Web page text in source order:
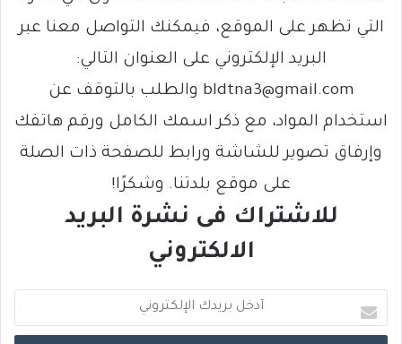
التي تظهر على الموقع، فيمكنك التواصل معنا عبر
البريد الإلكتروني على العنوان التالي:
bldtna3@gmail.com والطلب بالتوقف عن
استخدام المواد، مع ذكر اسمك الكامل ورقم هاتفك
وإرفاق تصوير للشاشة ورابط للصفحة ذات الصلة
على موقع بلدتنا. وشكرًا!
للاشتراك فى نشرة البريد
الالكتروني
د